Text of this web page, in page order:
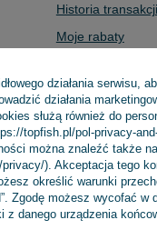
Historia transakcji
Moje rabaty
TopFish Sp. z
(z VAT).
działania serwisu,
działania
służą również do
topfish.pl/pol-privacy-
można znaleźć także
). Akceptacja tego
określić warunki
Zgodę możesz wycofać w
z danego urządzenia